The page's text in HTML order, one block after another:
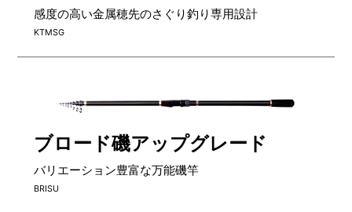
感度の高い金属穂先のさぐり釣り専用設計
KTMSG
ブロード磯アップグレード
バリエーション豊富な万能磯竿
BRISU